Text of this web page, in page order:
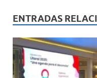
s
A
p
p
b
o
o
k
ENTRADAS